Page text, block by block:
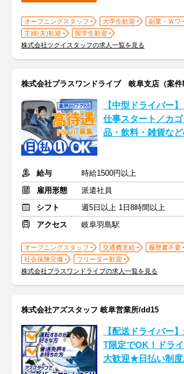
オープニングスタッフ 大学生歓迎
副業・Ｗワ
主婦(夫)歓迎
留学生歓迎
株式会社ツクイスタッフの求人一覧を見る
株式会社プラスワンドライブ 岐阜支店（案件
【中型ドライバー
仕事スタート／カ
品・飲料・雑貨な
給与
時給1500円以上
雇用形態
派遣社員
シフト
週5日以上 1日8時間以上
アクセス
岐阜羽島駅
オープニングスタッフ 交通費支給
履歴書不要
社会保険完備
フリーター歓迎
株式会社プラスワンドライブの求人一覧を見る
株式会社アズスタッフ 岐阜営業所/dd15
【配送ドライバー
T限定でOK！ドラ
大歓迎★日払い制